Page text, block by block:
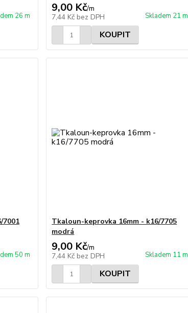
26 m
9,00 Kč/m
7,44 Kč bez DPH Skladem 21 m
KOUPIT
7001
50 m
Tkaloun-keprovka 16mm - k16/7705
modrá
9,00 Kč/m
7,44 Kč bez DPH Skladem 11 m
KOUPIT